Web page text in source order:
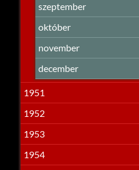
szeptember
október
november
december
1951
1952
1953
1954